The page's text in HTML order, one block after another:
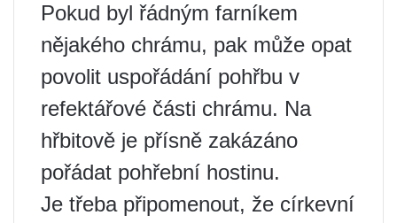
Pokud byl řádným farníkem
nějakého chrámu, pak může opat
povolit uspořádání pohřbu v
refektářové části chrámu. Na
hřbitově je přísně zakázáno
pořádat pohřební hostinu.
Je třeba připomenout, že církevní